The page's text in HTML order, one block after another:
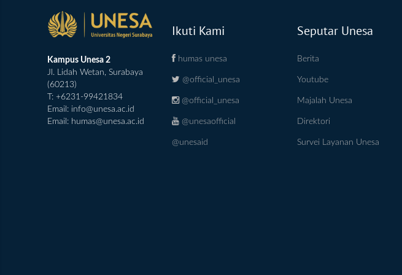
Kampus Unesa 2
Jl. Lidah Wetan, Surabaya
(60213)
T: +6231-99421834
Email: info@unesa.ac.id
Email: humas@unesa.ac.id
Ikuti Kami
humas unesa
@official_unesa
@official_unesa
@unesaofficial
@unesaid
Seputar Unesa
Berita
Youtube
Majalah Unesa
Direktori
Survei Layanan Unesa